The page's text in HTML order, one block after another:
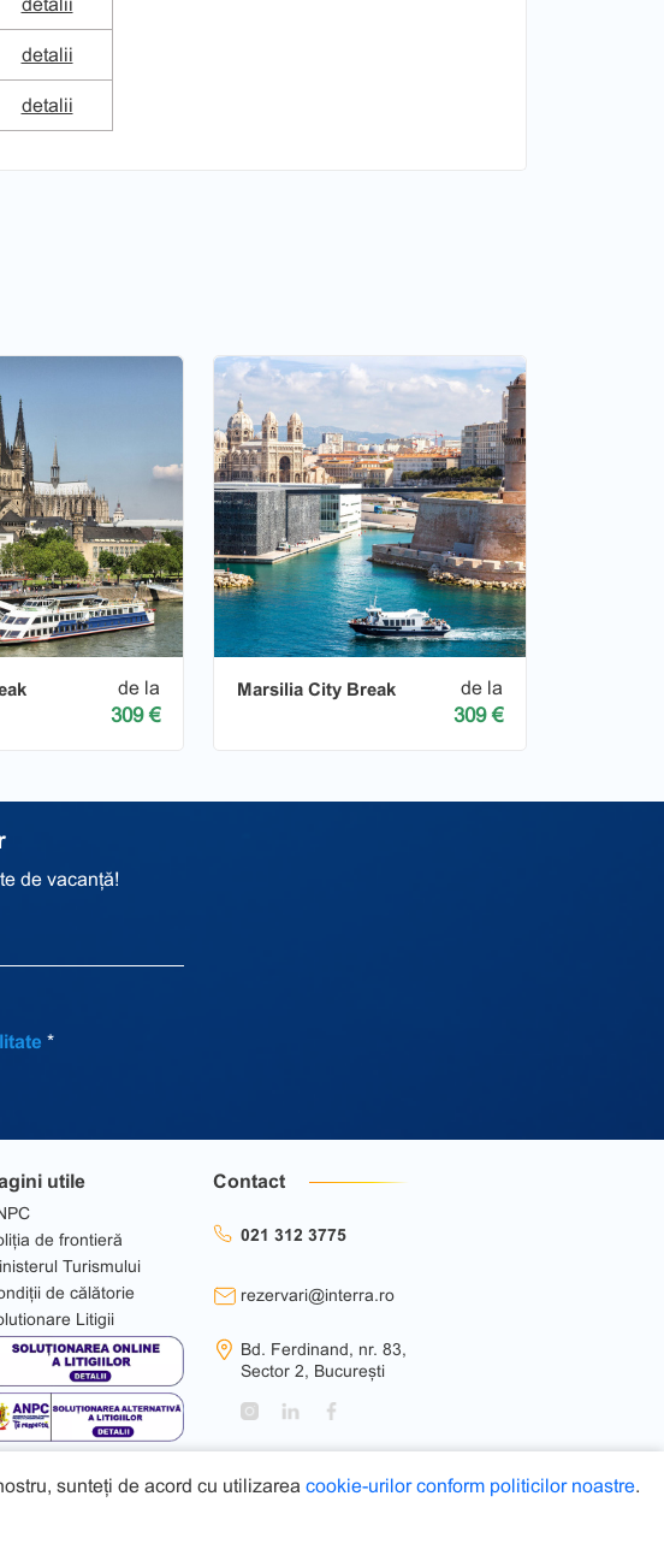
detalii
detalii
detalii
de la
309 €
Marsilia City Break de la
309 €
de vacanță!
*
utile
de frontieră
Turismului
de călătorie
Litigii
Contact
021 312 3775
rezervari@interra.ro
Bd. Ferdinand, nr. 83,
Sector 2, București
sunteți de acord cu utilizarea cookie-urilor conform politicilor noastre.